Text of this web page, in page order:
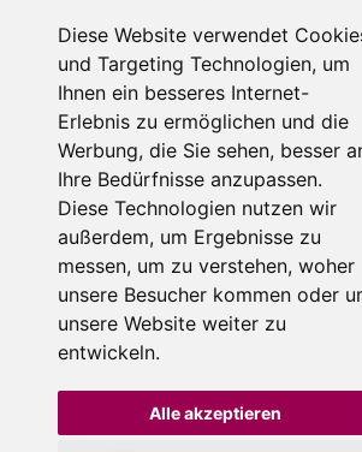
Diese Website verwendet
und Targeting Technologien, um
Ihnen ein besseres Internet-
Erlebnis zu ermöglichen und die
Werbung, die Sie sehen, besser
Ihre Bedürfnisse anzupassen.
Diese Technologien nutzen wir
außerdem, um Ergebnisse zu
messen, um zu verstehen, woher
unsere Besucher kommen oder
unsere Website weiter zu
entwickeln.
Alle akzeptieren
machen es schon
Teppich in Ihrem gewünschten Sondermaß
60cm. Vor allem in Schlafzimmern
Oberfläche ein sehr beliebter Zusatzboden.
Fletco Fluffy und Fletco Hermelin
* Alle Preise inkl. gesetzl. Mehrwertsteuer - Alle
ab 500 Euro in Deutschland! Die
Produktpräsentation und stellen nicht zwingend